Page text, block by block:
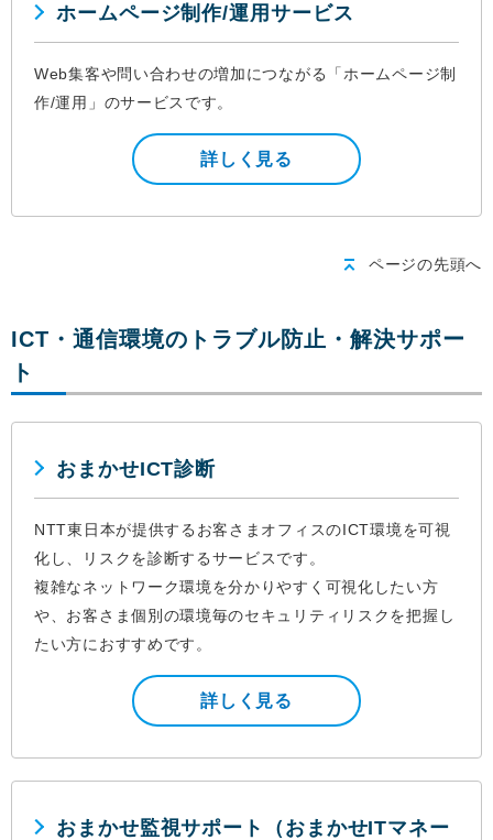
ホームページ制作/運用サービス
Web集客や問い合わせの増加につながる「ホームページ制
作/運用」のサービスです。
詳しく見る
ページの先頭へ
ICT・通信環境のトラブル防止・解決サポー
ト
おまかせICT診断
NTT東日本が提供するお客さまオフィスのICT環境を可視
化し、リスクを診断するサービスです。
複雑なネットワーク環境を分かりやすく可視化したい方
や、お客さま個別の環境毎のセキュリティリスクを把握し
たい方におすすめです。
詳しく見る
おまかせ監視サポート（おまかせITマネー